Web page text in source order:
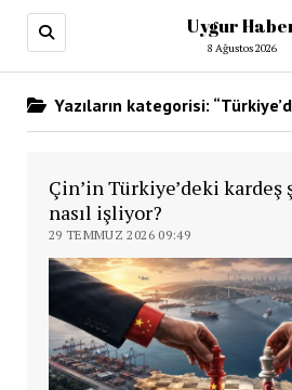
Uygur
8 Ağustos 2026
Yazıların kategorisi:
Çin’in Türkiye’deki
nasıl işliyor?
29 TEMMUZ 2026 09:49